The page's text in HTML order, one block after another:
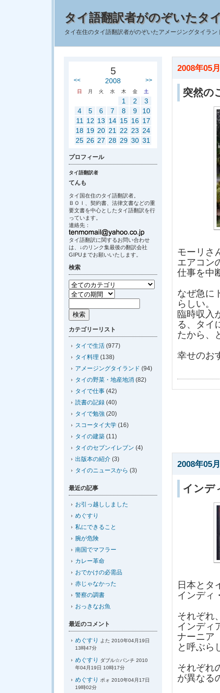
タイ語翻訳者がのぞいたタ
タイ在住のタイ語翻訳者がのぞいたアメージングタイラ
2008年05
突然の
モーリさ
エアコン
仕事を中
なぜ急に
らしい。
臨時収入
る、タイ
たから、
幸せのお
2008年05
インデ
日本とタ
インディ
それぞれ
インディ
ナーニア
と呼ぶら
それぞれ
が異なる
5
<< 2008 >>
日 月 火 水 木 金 土
1 2
3
4
5 6 7 8 9
10
11
12 13 14 15 16 17
18 19 20 21 22 23 24
25 26 27 28 29 30 31
プロフィール
タイ語翻訳者
てんも
タイ国在住のタイ語翻訳者。
ＢＯＩ、契約書、法律文書などの重
要文書を中心としたタイ語翻訳を行
っています。
連絡先：
タイ語翻訳に関するお問い合わせ
は、↓のリンク集最後の翻訳会社
GIPUまでお願いいたします。
検索
カテゴリーリスト
タイで生活 (977)
タイ料理 (138)
アメージングタイランド (94)
タイの野菜・地産地消 (82)
タイで仕事 (42)
読書の記録 (40)
タイで勉強 (20)
スコータイ大学 (16)
タイの建築 (11)
タイのセブンイレブン (4)
出版本の紹介 (3)
タイのニュースから (3)
最近の記事
お引っ越ししました
めぐすり
私にできること
腕が危険
南国でマフラー
カレー革命
おでかけの必需品
赤じゃなかった
警察の調書
おっきなお魚
最近のコメント
めぐすり よた 2010年04月19日
13時47分
めぐすり
ダブル☆パンチ 2010
年04月19日 10時17分
めぐすり
ポォ 2010年04月17日
19時02分